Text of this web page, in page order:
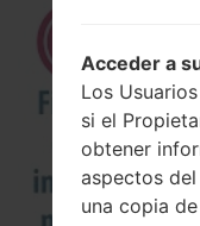
Acceder a
Los
si el
obtener
aspectos
una copia